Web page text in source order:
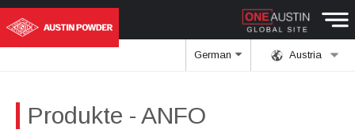
Austria
German
Produkte - ANFO